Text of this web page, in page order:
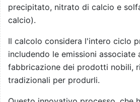
precipitato, nitrato di calcio e
calcio).
Il calcolo considera l'intero ciclo
includendo le emissioni associate
fabbricazione dei prodotti nobili,
tradizionali per produrli.